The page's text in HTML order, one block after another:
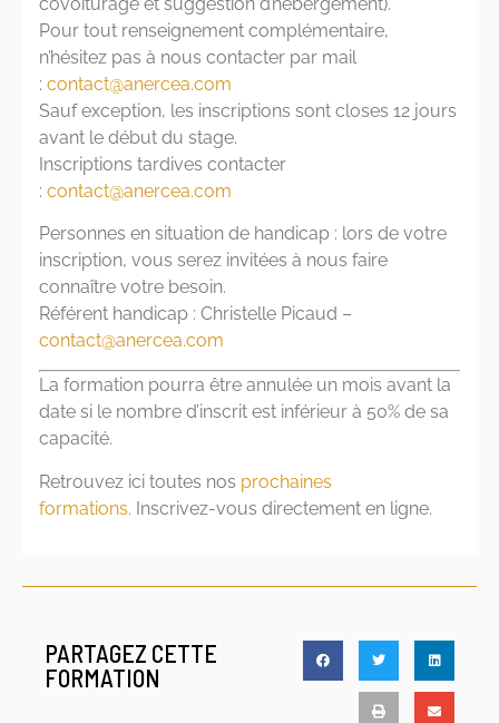
Pour tout renseignement complémentaire,
n’hésitez pas à nous contacter par mail
: contact@anercea.com
Sauf exception, les inscriptions sont closes 12 jours
avant le début du stage.
Inscriptions tardives contacter
: contact@anercea.com
Personnes en situation de handicap : lors de votre
inscription, vous serez invitées à nous faire
connaître votre besoin.
Référent handicap : Christelle Picaud –
contact@anercea.com
La formation pourra être annulée un mois avant la
date si le nombre d’inscrit est inférieur à 50% de sa
capacité.
Retrouvez ici toutes nos prochaines
formations. Inscrivez-vous directement en ligne.
PARTAGEZ CETTE
FORMATION